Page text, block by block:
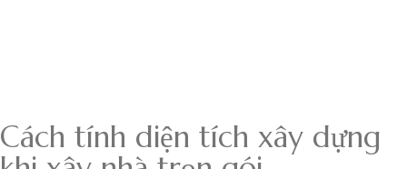
Cách tính diện tích xây dựng